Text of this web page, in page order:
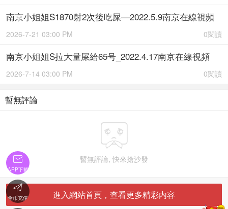
南京小姐姐S1870射2次後吃屎—2022.5.9南京在線視頻
0閱讀
2026-7-21 03:00 PM
南京小姐姐S拉大量屎給65号_2022.4.17南京在線視頻
0閱讀
2026-7-14 03:00 PM
暫無評論

暫無評論, 快來搶沙發
進入網站首頁，查看更多精彩内容

APP下載

金币充值